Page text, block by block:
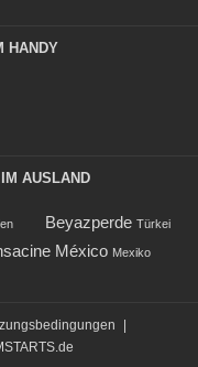
HANDY
AUSLAND
Beyazperde Türkei
México Mexiko